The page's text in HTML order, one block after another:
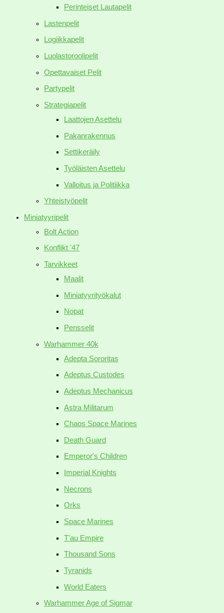
Perinteiset Lautapelit
Lastenpelit
Logiikkapelit
Luolastoroolipelit
Opettavaiset Pelit
Partypelit
Strategiapelit
Laattojen Asettelu
Pakanrakennus
Settikeräily
Työläisten Asettelu
Valloitus ja Politiikka
Yhteistyöpelit
Miniatyyripelit
Bolt Action
Konflikt '47
Tarvikkeet
Maalit
Miniatyyrityökalut
Nopat
Pensselit
Warhammer 40k
Adepta Sororitas
Adeptus Custodes
Adeptus Mechanicus
Astra Militarum
Chaos Space Marines
Death Guard
Emperor's Children
Imperial Knights
Necrons
Orks
Space Marines
T'au Empire
Thousand Sons
Tyranids
World Eaters
Warhammer Age of Sigmar